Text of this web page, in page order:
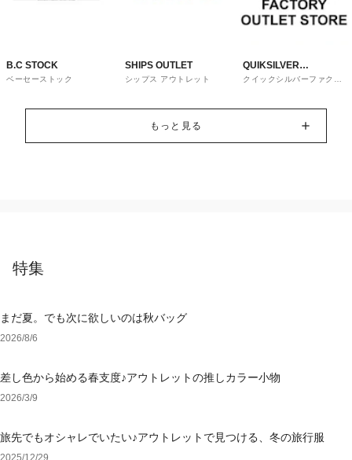
B.C STOCK
ベーセーストック
SHIPS OUTLET
シップス アウトレット
QUIKSILVER
FACTORY OUTLET
クイックシルバーファクト
もっと見る
特集
まだ夏。でも次に欲しいのは秋バッグ
2026/8/6
差し色から始める春支度♪アウトレットの推しカラー小物
2026/3/9
旅先でもオシャレでいたい♪アウトレットで見つける、冬の旅行服